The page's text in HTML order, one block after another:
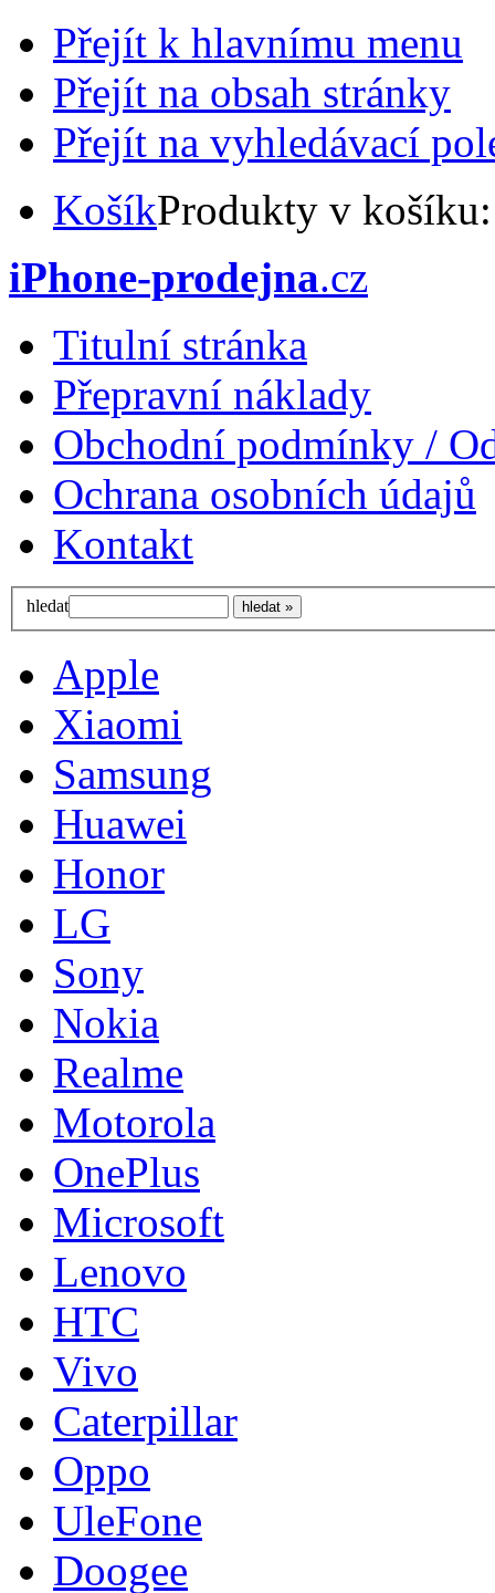
Přejít k hlavnímu menu
Přejít na obsah stránky
Přejít na vyhledávací
KošíkProdukty v
iPhone-prodejna.cz
Titulní stránka
Přepravní náklady
Obchodní podmínky /
Ochrana osobních údajů
Kontakt
hledat
Apple
Xiaomi
Samsung
Huawei
Honor
LG
Sony
Nokia
Realme
Motorola
OnePlus
Microsoft
Lenovo
HTC
Vivo
Caterpillar
Oppo
UleFone
Doogee